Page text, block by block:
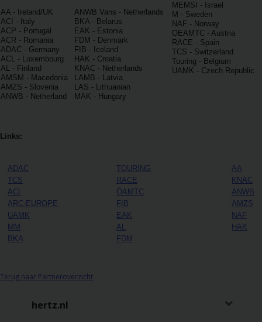
Locaties
Hertz
Loyaliteitsprogramma
Taxi
AA - Ireland/UK
ACI - Italy
ACP - Portugal
ACR - Romania
ADAC - Germany
ACL - Luxembourg
AL - Finland
AMSM - Macedonia
AMZS - Slovenia
ANWB - Netherland
ANWB Vans - Netherlands
BKA - Belarus
EAK - Estonia
FDM - Denmark
FIB - Iceland
HAK - Croatia
KNAC - Netherlands
LAMB - Latvia
LAS - Lithuanian
MAK - Hungary
MEMSI - Israel
M - Sweden
NAF - Norway
OEAMTC - Austria
RACE - Spain
TCS - Switzerland
Touring - Belgium
UAMK - Czech Republic
Links:
ADAC TOURING
AA
TCS
RACE
KNAC
ACI
ÖAMTC
ANWB
ARC-EUROPE
FIB
AMZS
UAMK
EAK
NAF
MM
AL
HAK
BKA
FDM
Terug naar Partneroverzicht
hertz.nl